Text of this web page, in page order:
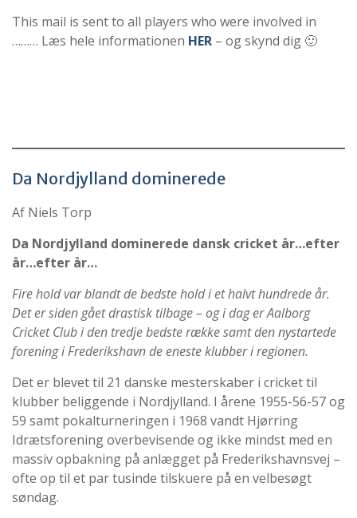
This mail is sent to all players who were involved in
……… Læs hele informationen HER – og skynd dig 🙂
Da Nordjylland dominerede
Af Niels Torp
Da Nordjylland dominerede dansk cricket år…efter
år…efter år…
Fire hold var blandt de bedste hold i et halvt hundrede år.
Det er siden gået drastisk tilbage – og i dag er Aalborg
Cricket Club i den tredje bedste række samt den nystartede
forening i Frederikshavn de eneste klubber i regionen.
Det er blevet til 21 danske mesterskaber i cricket til
klubber beliggende i Nordjylland. I årene 1955-56-57 og
59 samt pokalturneringen i 1968 vandt Hjørring
Idrætsforening overbevisende og ikke mindst med en
massiv opbakning på anlægget på Frederikshavnsvej –
ofte op til et par tusinde tilskuere på en velbesøgt
søndag.